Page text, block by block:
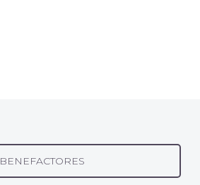
BENEFACTORES